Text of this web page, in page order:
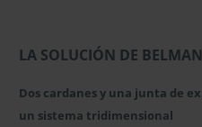
LA SOLUCIÓN DE BELMAN
Dos cardanes y una junta de
un sistema tridimensional